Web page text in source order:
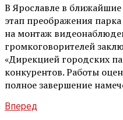
В Ярославле в
этап преображения
на монтаж
громкоговорителей
«Дирекцией городских
конкурентов. Работы
полное завершение
Вперед